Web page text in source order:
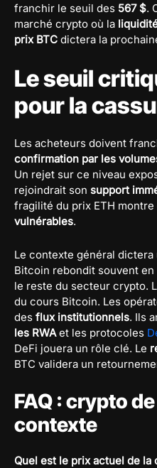
franchir le seuil des 567 $.
marché crypto où la
prix BTC dictera la
Le seuil
pour la
Les acheteurs doivent
confirmation par les
Un rejet sur ce niveau
rejoindrait son support
fragilité du prix ETH montre
vulnérables.
Le contexte général
Bitcoin rebondit souvent
le reste du secteur crypto.
du cours Bitcoin. Les
des flux institutionnels. Ils
les RWAet les protocoles
DeFi jouera un rôle clé. Le
BTC validera un
FAQ : crypto
contexte
Quel est le prix actuel de la